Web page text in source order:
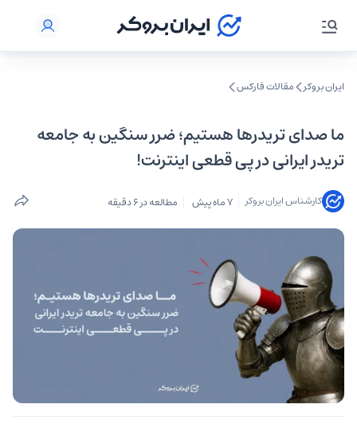
ایران بروکر مقالات فارکس
ما صدای تریدرها هستیم؛ ضرر سنگین به جامعه
تریدر ایرانی در پی قطعی اینترنت!
کارشناس ایران بروکر 7 ماه پیش مطالعه در 6 دقیقه